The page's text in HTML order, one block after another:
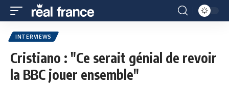
INTERVIEWS
Cristiano : "Ce serait génial de revoir
la BBC jouer ensemble"